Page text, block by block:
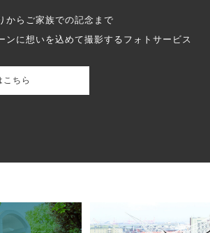
からご家族での記念まで
ンに想いを込めて撮影するフォトサービス
こちら